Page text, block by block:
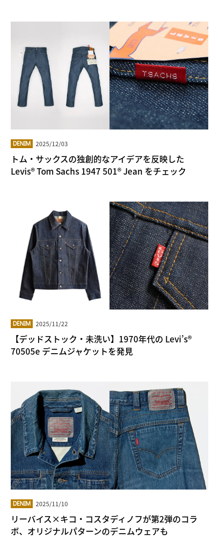
DENIM 2025/12/03
トム・サックスの独創的なアイデアを反映した
Levis® Tom Sachs 1947 501® Jean をチェック
DENIM 2025/11/22
【デッドストック・未洗い】1970年代の Levi’s®
70505e デニムジャケットを発見
DENIM 2025/11/10
リーバイス×キコ・コスタディノフが第2弾のコラ
ボ、オリジナルパターンのデニムウェアも